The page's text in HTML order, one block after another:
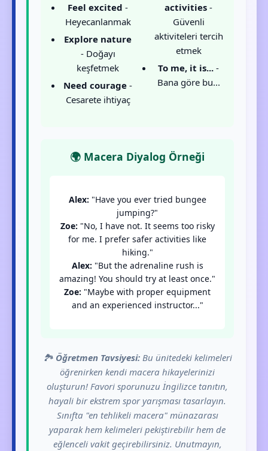
Feel excited -
Heyecanlanmak
Explore nature
- Doğayı
keşfetmek
Need courage -
Cesarete ihtiyaç
activities -
Güvenli
aktiviteleri tercih
etmek
To me, it is... -
Bana göre bu...
🌍 Macera Diyalog Örneği
Alex: "Have you ever tried bungee
jumping?"
Zoe: "No, I have not. It seems too risky
for me. I prefer safer activities like
hiking."
Alex: "But the adrenaline rush is
amazing! You should try at least once."
Zoe: "Maybe with proper equipment
and an experienced instructor..."
🏞️ Öğretmen Tavsiyesi:Bu ünitedeki kelimeleri
öğrenirken kendi macera hikayelerinizi
oluşturun! Favori sporunuzu İngilizce tanıtın,
hayali bir ekstrem spor yarışması tasarlayın.
Sınıfta "en tehlikeli macera" münazarası
yaparak hem kelimeleri pekiştirebilir hem de
eğlenceli vakit geçirebilirsiniz. Unutmayın,